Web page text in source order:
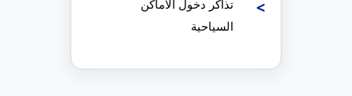
تذاكر دخول الأماكن
السياحية